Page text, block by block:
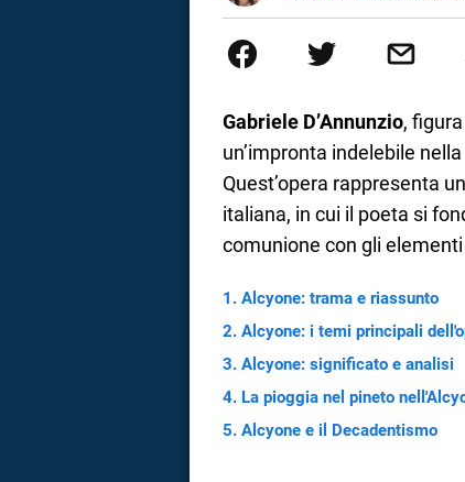
Onsite e contenuti per il
Gabriele D’Annunzio,
un’impronta indelebile
Quest’opera rappresenta
italiana, in cui il poeta si
comunione con gli
Alcyone: trama e riassunto
Alcyone: i temi principali
Alcyone: significato e analisi
La pioggia nel pineto
Alcyone e il Decadentismo